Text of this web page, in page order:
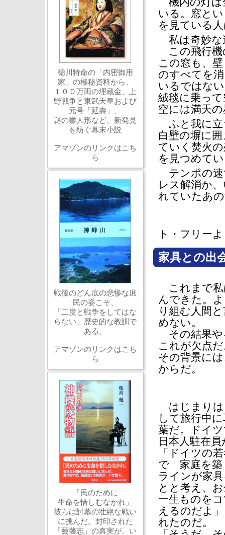
いる。窓と
を見ている
私は奇妙な
この飛行機
この窓も、
のすべてを
いるではな
絨毯に乗っ
空には満天
ふと我に立
白壁の塀に
ていく焚火
を見つめて
テンポの速
レス解消か
れていたあ
ト・フリー
家具との
これまで私
んできた。
り組む人間
めない。
その結果や
これが欠点
その背景に
からだ。
はじまりは
して旅行中
葉だ。ドイ
日本人駐在員
「ドイツの
で 家庭を築
ラインが家
とと考え、
一生ものを
えるのだよ
れたのだ。
徳川特命の「内密御用
家」の極秘資料から、
１００万両の埋蔵金、上
野戦争と東武天皇および
元号「延壽」、
謎の雛人形など、新発見
を紡ぐ幕末小説
アマゾンのリンクはこち
ら
戦後のどん底の悲惨な庶
民の姿こそ、
「二度と戦争をしてはな
らない」歴史的な教訓で
ある。
アマゾンのリンクはこち
ら
「民のために
生命を惜しむなかれ」
彼らは討幕の壮絶な戦い
に挑んだ。封印された
「藝藩志」の真実が、い